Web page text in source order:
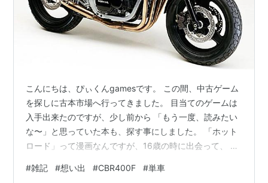
こんにちは、ぴぃくんgamesです。 この間、中古ゲーム
を探しに古本市場へ行ってきました。 目当てのゲームは
入手出来たのですが、少し前から 「もう一度、読みたい
な〜」と思っていた本も、探す事にしました。 「ホット
ロード」って漫画なんですが、16歳の時に出会って、 そ
CBR400Fを 譲って頂くことが出来ました。 ホットロー
#雑記 #想い出 #CBR400F #単車